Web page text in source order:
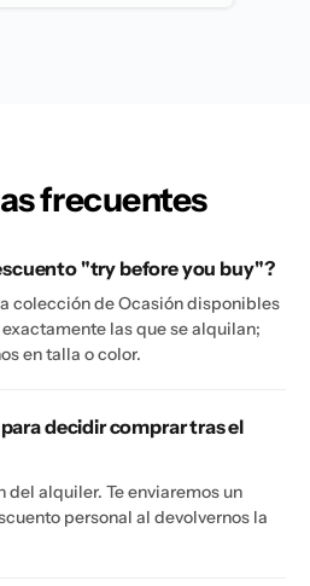
frecuentes
"try before you buy"?
colección de Ocasión disponibles
las que se alquilan;
en talla o color.
decidir comprar tras el
alquiler. Te enviaremos un
personal al devolvernos la